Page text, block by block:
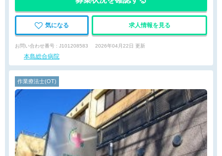
気になる 求人情報を見る
お問い合わせ番号 : J101208583 2026年04月22日 更新
本島総合病院
作業療法士(OT)